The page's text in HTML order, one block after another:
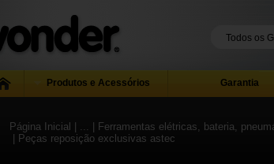
Produtos e Acessórios Garantia
Página Inicial | ...
| Ferramentas elétricas, bateria,
| Peças reposição exclusivas astec